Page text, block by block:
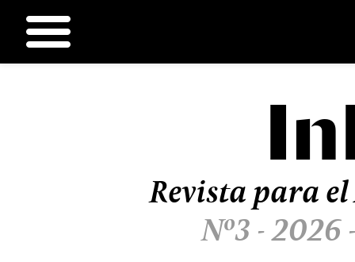
Revista para
Nº3 - 2026